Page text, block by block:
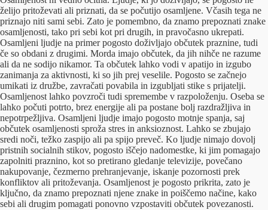
želijo pritoževati ali priznati, da se počutijo osamljene. Včasih tega ne
priznajo niti sami sebi. Zato je pomembno, da znamo prepoznati znake
osamljenosti, tako pri sebi kot pri drugih, in pravočasno ukrepati.
Osamljeni ljudje na primer pogosto doživljajo občutek praznine, tudi
če so obdani z drugimi. Morda imajo občutek, da jih nihče ne razume
ali da ne sodijo nikamor. Ta občutek lahko vodi v apatijo in izgubo
zanimanja za aktivnosti, ki so jih prej veselile. Pogosto se začnejo
umikati iz družbe, zavračati povabila in izgubljati stike s prijatelji.
Osamljenost lahko povzroči tudi spremembe v razpoloženju. Oseba se
lahko počuti potrto, brez energije ali pa postane bolj razdražljiva in
nepotrpežljiva. Osamljeni ljudje imajo pogosto motnje spanja, saj
občutek osamljenosti sproža stres in anksioznost. Lahko se zbujajo
sredi noči, težko zaspijo ali pa spijo preveč. Ko ljudje nimajo dovolj
pristnih socialnih stikov, pogosto iščejo nadomestke, ki jim pomagajo
zapolniti praznino, kot so pretirano gledanje televizije, povečano
nakupovanje, čezmerno prehranjevanje, iskanje pozornosti prek
konfliktov ali pritoževanja. Osamljenost je pogosto prikrita, zato je
ključno, da znamo prepoznati njene znake in poiščemo načine, kako
sebi ali drugim pomagati ponovno vzpostaviti občutek povezanosti.